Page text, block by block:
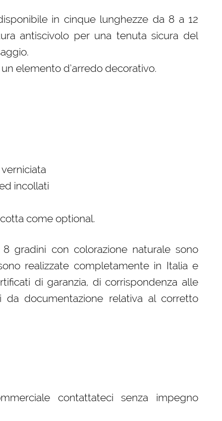
in cinque lunghezze da 8 a 12
antiscivolo per una tenuta sicura del
elemento d’arredo decorativo.
incollati
come optional.
gradini con colorazione naturale sono
realizzate completamente in Italia e
di garanzia, di corrispondenza alle
documentazione relativa al corretto
contattateci senza impegno